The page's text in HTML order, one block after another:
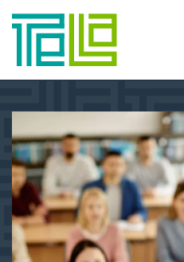
Skip to main content